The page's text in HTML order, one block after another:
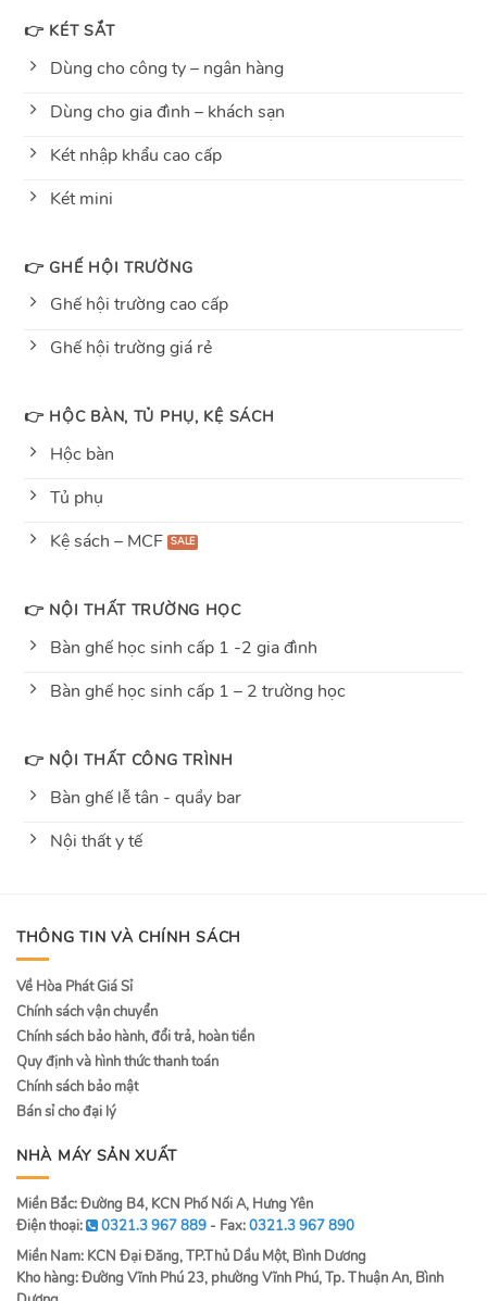
👉 KÉT SẮT
Dùng cho công ty – ngân hàng
Dùng cho gia đình – khách sạn
Két nhập khẩu cao cấp
Két mini
👉 GHẾ HỘI TRƯỜNG
Ghế hội trường cao cấp
Ghế hội trường giá rẻ
👉 HỘC BÀN, TỦ PHỤ, KỆ SÁCH
Hộc bàn
Tủ phụ
Kệ sách – MCF
👉 NỘI THẤT TRƯỜNG HỌC
Bàn ghế học sinh cấp 1 -2 gia đình
Bàn ghế học sinh cấp 1 – 2 trường học
👉 NỘI THẤT CÔNG TRÌNH
Bàn ghế lễ tân - quầy bar
Nội thất y tế
THÔNG TIN VÀ CHÍNH SÁCH
Về Hòa Phát Giá Sỉ
Chính sách vận chuyển
Chính sách bảo hành, đổi trả, hoàn tiền
Quy định và hình thức thanh toán
Chính sách bảo mật
Bán sỉ cho đại lý
NHÀ MÁY SẢN XUẤT
Miền Bắc: Đường B4, KCN Phố Nối A, Hưng Yên
Điện thoại:
0321.3 967 889 - Fax:0321.3 967 890
Miền Nam: KCN Đại Đăng, TP.Thủ Dầu Một, Bình Dương
Kho hàng: Đường Vĩnh Phú 23, phường Vĩnh Phú, Tp. Thuận An, Bình